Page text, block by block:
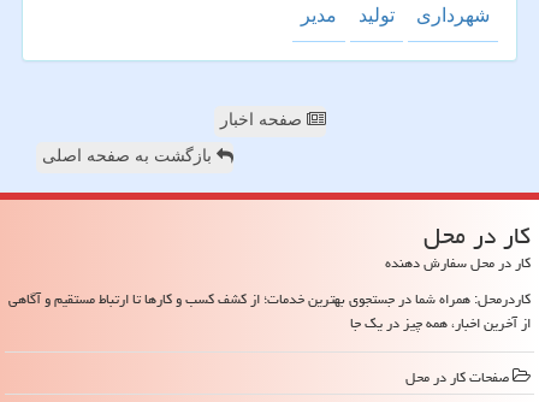
شهرداری تولید مدیر
صفحه اخبار
بازگشت به صفحه اصلی
كار در محل
کار در محل سفارش دهنده
کاردرمحل: همراه شما در جستجوی بهترین خدمات؛ از کشف کسب و کارها تا ارتباط مستقیم و آگاهی
از آخرین اخبار، همه چیز در یک جا
صفحات كار در محل